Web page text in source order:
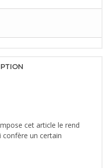
cet article le rend
confère un certain